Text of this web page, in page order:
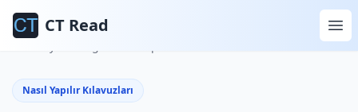
CT Read
Nasıl Yapılır Kılavuzları